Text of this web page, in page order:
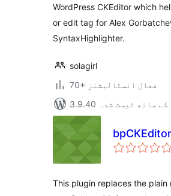
WordPress CKEditor which
or edit tag for Alex
SyntaxHighlighter.
solagirl
70+ فعال انسٹالیشنز
3.9.40 کے ساتھ ٹیسٹ شدہ
bpCKEditor
This plugin replaces the plain